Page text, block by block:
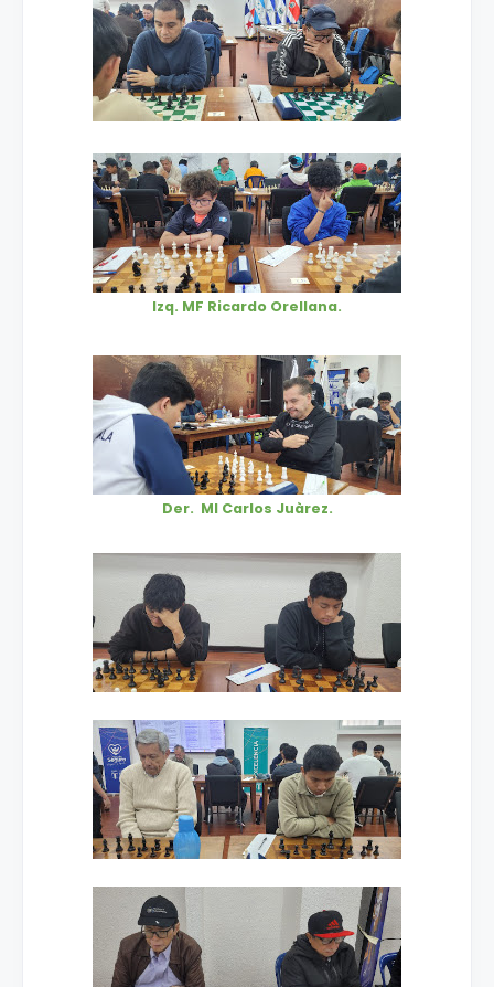
Izq. MF Ricardo Orellana.
Der. MI Carlos Juàrez.